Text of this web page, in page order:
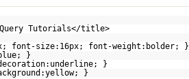
Tutorials</title>
font-size:16px; font-weight:bolder; }
}
}
}